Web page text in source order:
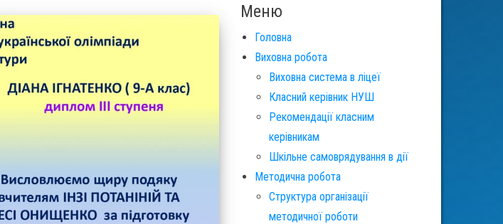
Меню
Головна
Виховна робота
Виховна система в ліцеї
Класний керівник НУШ
Рекомендації класним
керівникам
Шкільне самоврядування в дії
Методична робота
Структура організації
методичної роботи